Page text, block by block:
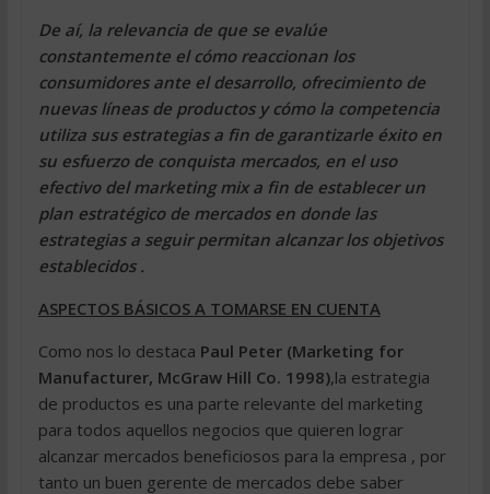
De aí, la relevancia de que se evalúe
constantemente el cómo reaccionan los
consumidores ante el desarrollo, ofrecimiento de
nuevas líneas de productos y cómo la competencia
utiliza sus estrategias a fin de garantizarle éxito en
su esfuerzo de conquista mercados, en el uso
efectivo del marketing mix a fin de establecer un
plan estratégico de mercados en donde las
estrategias a seguir permitan alcanzar los objetivos
establecidos .
ASPECTOS BÁSICOS A TOMARSE EN CUENTA
Como nos lo destaca Paul Peter (Marketing for
Manufacturer, McGraw Hill Co. 1998),la estrategia
de productos es una parte relevante del marketing
para todos aquellos negocios que quieren lograr
alcanzar mercados beneficiosos para la empresa , por
tanto un buen gerente de mercados debe saber